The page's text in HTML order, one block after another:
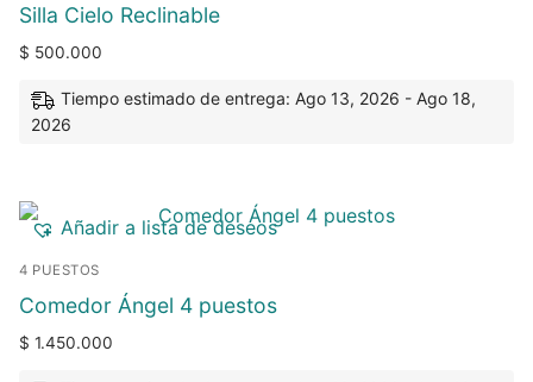
Silla Cielo Reclinable
$ 500.000
Tiempo estimado de entrega: Ago 13, 2026 - Ago 18,
2026
Añadir a lista de deseos
4 PUESTOS
Comedor Ángel 4 puestos
$ 1.450.000